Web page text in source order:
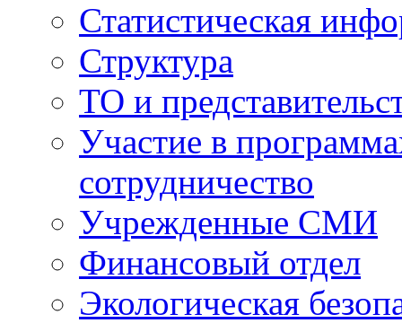
Статистическая
Структура
ТО и
Участие в
сотрудничество
Учрежденные СМИ
Финансовый отдел
Экологическая